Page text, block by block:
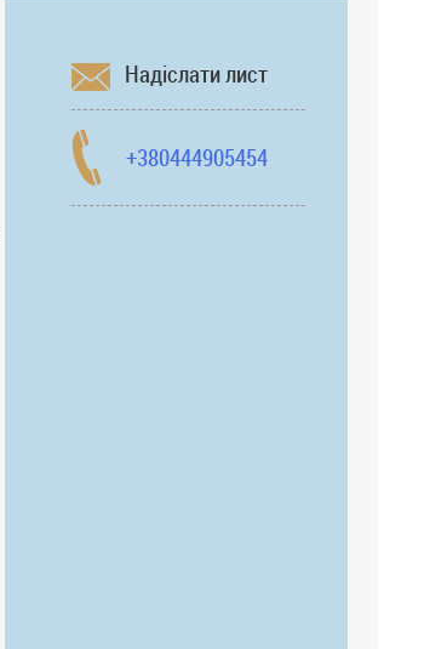
Надіслати лист
+380444905454